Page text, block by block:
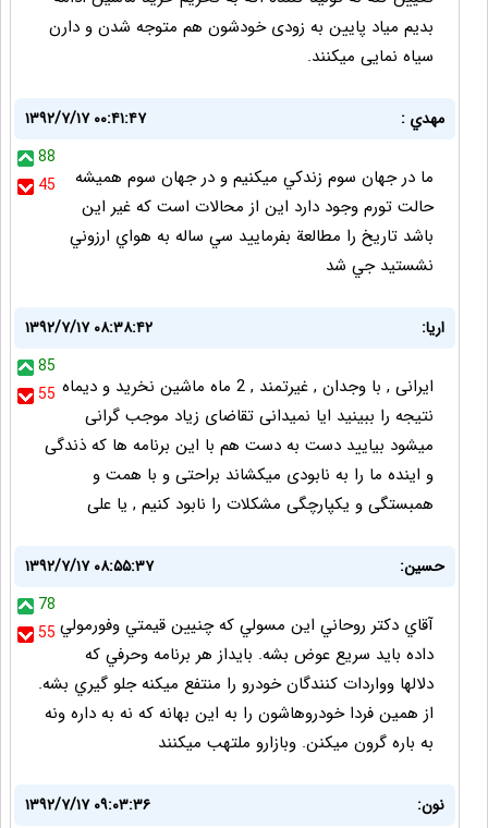
بدیم میاد پایین به زودی خودشون هم متوجه شدن و دارن
سیاه نمایی میکنند.
مهدي :
۱۳۹۲/۷/۱۷ ۰۰:۴۱:۴۷
88
45
ما در جهان سوم زندكي ميكنيم و در جهان سوم هميشه
حالت تورم وجود دارد اين از محالات است كه غير اين
باشد تاريخ را مطالعة بفرماييد سي ساله به هواي ارزوني
نشستيد جي شد
اریا:
۱۳۹۲/۷/۱۷ ۰۸:۳۸:۴۲
85
55 ایرانی , با وجدان , غیرتمند , 2 ماه ماشین نخرید و دیماه
نتیجه را ببینید ایا نمیدانی تقاضای زیاد موجب گرانی
میشود بیایید دست به دست هم با این برنامه ها که ذندگی
و اینده ما را به نابودی میکشاند براحتی و با همت و
همبستگی و یکپارچگی مشکلات را نابود کنیم , یا علی
حسين:
۱۳۹۲/۷/۱۷ ۰۸:۵۵:۳۷
78
55 آقاي دكتر روحاني اين مسولي كه چنيين قيمتي وفورمولي
داده بايد سريع عوض بشه. بايداز هر برنامه وحرفي كه
دلالها وواردات كنندگان خودرو را منتفع ميكنه جلو گيري بشه.
از همين فردا خودروهاشون را به اين بهانه كه نه به داره ونه
به باره گرون ميكنن. وبازارو ملتهب ميكنند
نون: ۱۳۹۲/۷/۱۷ ۰۹:۰۳:۳۶